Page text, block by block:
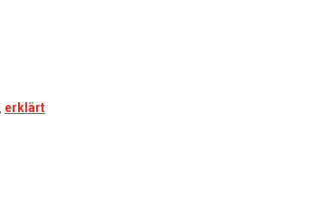
erklärt